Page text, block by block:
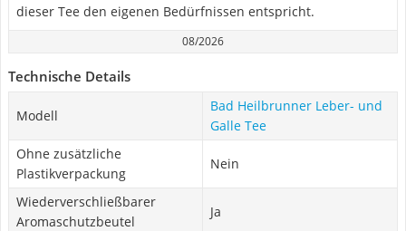
dieser Tee den eigenen Bedürfnissen entspricht.
08/2026
Technische Details
Modell
Bad Heilbrunner Leber- und
Galle Tee
Ohne zusätzliche
Plastikverpackung
Nein
Wiederverschließbarer
Aromaschutzbeutel
Ja